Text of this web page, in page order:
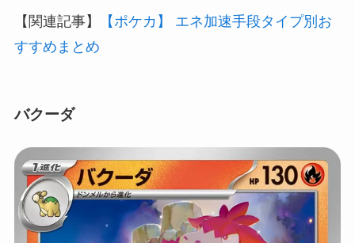
【関連記事】
【ポケカ】 エネ加速手段タイプ別お
すすめまとめ
バクーダ